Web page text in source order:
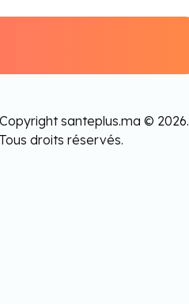
Copyright santeplus.ma © 2026.
Tous droits réservés.